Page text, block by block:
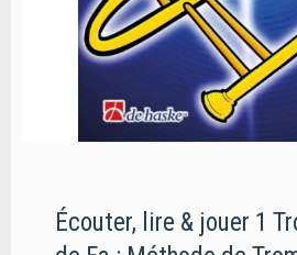
Écouter, lire & jouer 1